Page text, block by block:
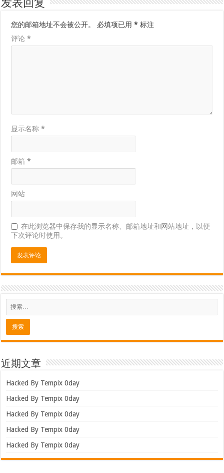
发表回复
您的邮箱地址不会被公开。 必填项已用* 标注
评论*
显示名称*
邮箱*
网站
在此浏览器中保存我的显示名称、邮箱地址和网站地址，以便
下次评论时使用。
近期文章
Hacked By Tempix 0day
Hacked By Tempix 0day
Hacked By Tempix 0day
Hacked By Tempix 0day
Hacked By Tempix 0day